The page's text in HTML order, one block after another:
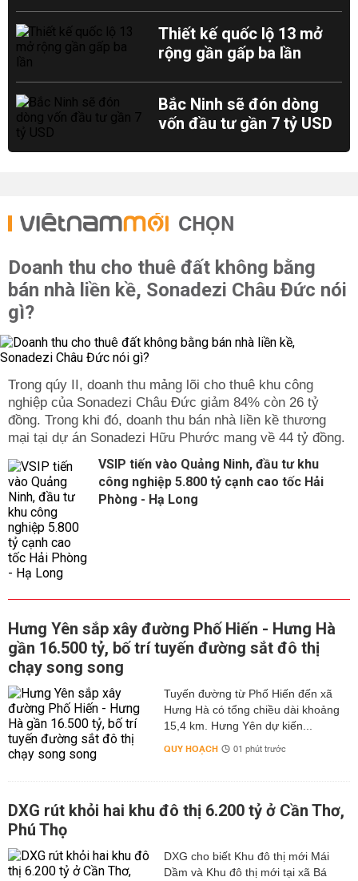
Thiết kế quốc lộ 13 mở
rộng gần gấp ba lần
Bắc Ninh sẽ đón dòng
vốn đầu tư gần 7 tỷ USD
CHỌN
Doanh thu cho thuê đất không bằng
bán nhà liền kề, Sonadezi Châu Đức nói
gì?
Trong qúy II, doanh thu mảng lõi cho thuê khu công
nghiệp của Sonadezi Châu Đức giảm 84% còn 26 tỷ
đồng. Trong khi đó, doanh thu bán nhà liền kề thương
mại tại dự án Sonadezi Hữu Phước mang về 44 tỷ đồng.
VSIP tiến vào Quảng Ninh, đầu tư khu
công nghiệp 5.800 tỷ cạnh cao tốc Hải
Phòng - Hạ Long
Hưng Yên sắp xây đường Phố Hiến - Hưng Hà
gần 16.500 tỷ, bố trí tuyến đường sắt đô thị
chạy song song
Tuyến đường từ Phố Hiến đến xã
Hưng Hà có tổng chiều dài khoảng
15,4 km. Hưng Yên dự kiến...
QUY HOẠCH 01 phút trước
DXG rút khỏi hai khu đô thị 6.200 tỷ ở Cần Thơ,
Phú Thọ
DXG cho biết Khu đô thị mới Mái
Dầm và Khu đô thị mới tại xã Bá